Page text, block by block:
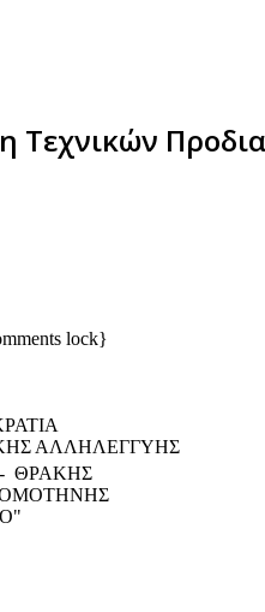
Τεχνικών
lock}
ΑΛΛΗΛΕΓΓΥΗΣ
ΘΡΑΚΗΣ